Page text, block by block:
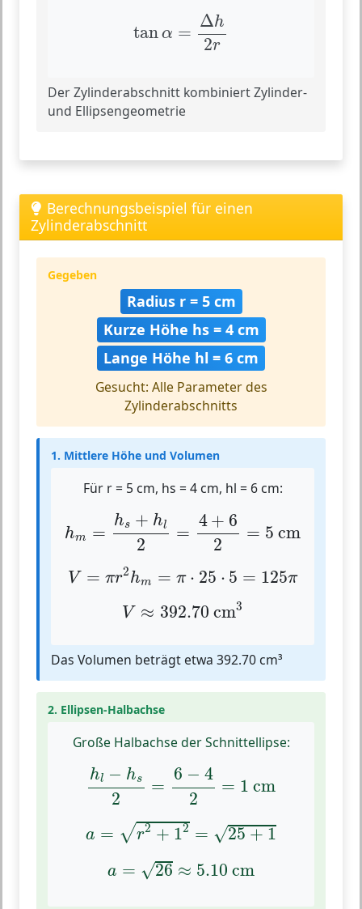
tanα =
Δh
2r
h2r
Der Zylinderabschnitt kombiniert Zylinder-
und Ellipsengeometrie
Berechnungsbeispiel für einen
Zylinderabschnitt
Gegeben
Radius r = 5 cm
Kurze Höhe hs = 4 cm
Lange Höhe hl = 6 cm
Gesucht: Alle Parameter des
Zylinderabschnitts
1. Mittlere Höhe und Volumen
Für r = 5 cm, hs = 4 cm, hl = 6 cm:
hm =
hs + hl
2
=
4 + 6
2
= 5 cm
m= s h + 62 =
V = πr2hm = π ⋅ 25 ⋅ 5 = 125π
r2 25⋅ =125π
V ≈ 392.70 cm3
V 392.70cm 3
Das Volumen beträgt etwa 392.70 cm³
2. Ellipsen-Halbachse
Große Halbachse der Schnittellipse:
hl − hs
2
=
6 − 4
2
= 1 cm
−h 6− 2=
a = √r2 + 12 = √25+1
=r2+12= +1
a = √26 ≈ 5.10 cm
26≈ 5.10 cm